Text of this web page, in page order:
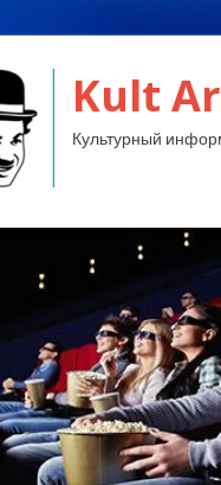
Kult
Культурный